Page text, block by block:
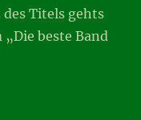
Titels gehts
beste Band